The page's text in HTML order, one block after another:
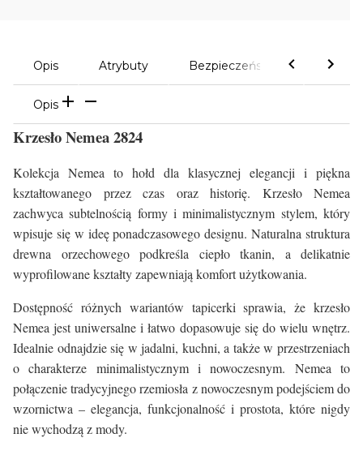
Opis Atrybuty Bezpieczeństwo
Opis
Krzesło Nemea 2824
Kolekcja Nemea to hołd dla klasycznej elegancji i piękna
kształtowanego przez czas oraz historię. Krzesło Nemea
zachwyca subtelnością formy i minimalistycznym stylem, który
wpisuje się w ideę ponadczasowego designu. Naturalna struktura
drewna orzechowego podkreśla ciepło tkanin, a delikatnie
wyprofilowane kształty zapewniają komfort użytkowania.
Dostępność różnych wariantów tapicerki sprawia, że krzesło
Nemea jest uniwersalne i łatwo dopasowuje się do wielu wnętrz.
Idealnie odnajdzie się w jadalni, kuchni, a także w przestrzeniach
o charakterze minimalistycznym i nowoczesnym. Nemea to
połączenie tradycyjnego rzemiosła z nowoczesnym podejściem do
wzornictwa – elegancja, funkcjonalność i prostota, które nigdy
nie wychodzą z mody.